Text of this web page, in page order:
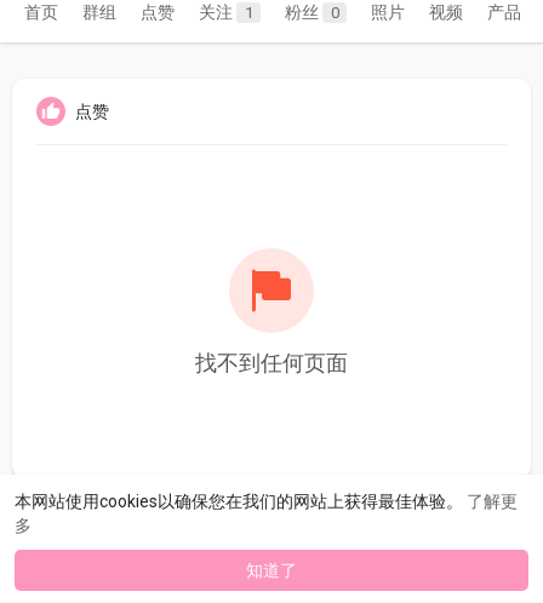
本网站使用cookies以确保您在我们的网站上获得最佳体验。 了解更
多
知道了
首页 群组 点赞 关注 1 粉丝 0 照片 视频 产品
点赞
找不到任何页面